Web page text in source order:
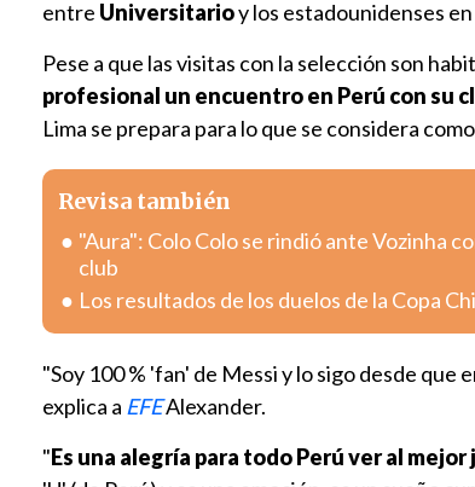
entre Universitarioy los estadounidenses en
Pese a que las visitas con la selección son
profesional un encuentro en Perú con su
Lima se prepara para lo que se considera
Revisa también
"Aura": Colo Colo se rindió ante Vozinha
club
Los resultados de los duelos de la Copa
"Soy 100 % 'fan' de Messi y lo sigo desde que
explica a EFEAlexander.
"Es una alegría para todo Perú ver al